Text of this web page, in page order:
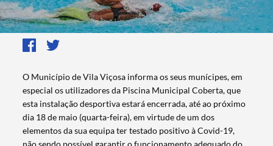
O Município de Vila Viçosa informa os seus munícipes, em
especial os utilizadores da Piscina Municipal Coberta, que
esta instalação desportiva estará encerrada, até ao próximo
dia 18 de maio (quarta-feira), em virtude de um dos
elementos da sua equipa ter testado positivo à Covid-19,
não sendo possível garantir o funcionamento adequado do